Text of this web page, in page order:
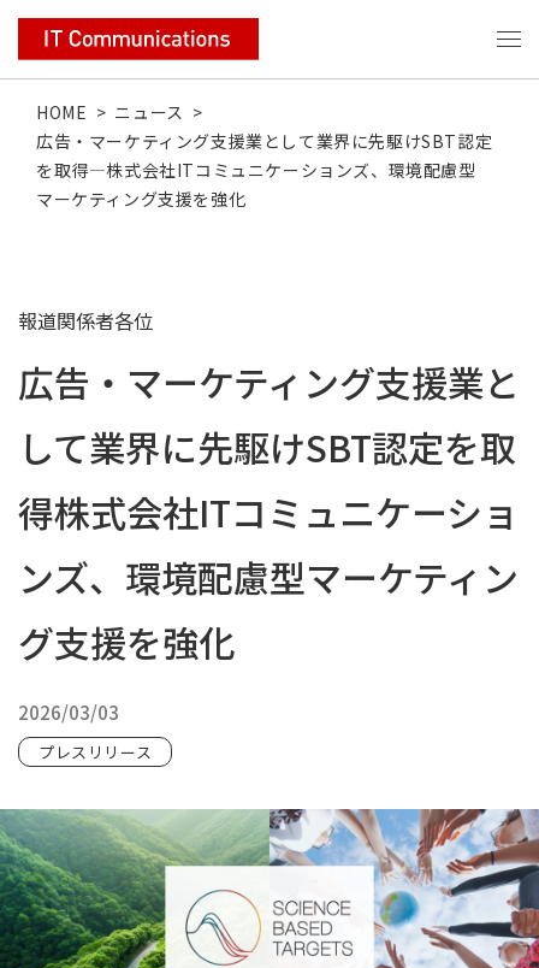
HOME > ニュース >
広告・マーケティング支援業として業界に先駆けSBT認定
を取得―株式会社ITコミュニケーションズ、環境配慮型
マーケティング支援を強化
報道関係者各位
広告・マーケティング支援業と
して業界に先駆けSBT認定を取
得株式会社ITコミュニケーショ
ンズ、環境配慮型マーケティン
グ支援を強化
2026/03/03
プレスリリース